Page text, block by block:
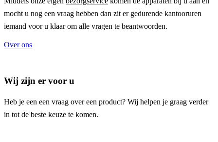
mocht u nog een vraag hebben dan zit er gedurende kantooruren
iemand voor u klaar om alle vragen te beantwoorden.
Over ons
Wij zijn er voor u
Heb je een een vraag over een product? Wij helpen je graag verder
in tot de beste keuze te komen.